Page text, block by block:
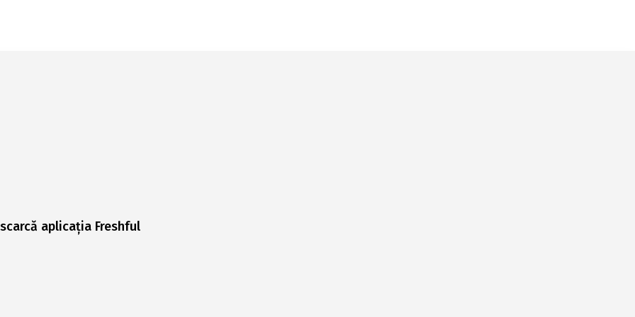
aplicația Freshful